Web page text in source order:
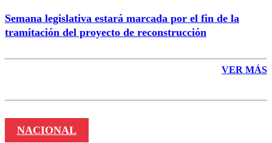
Semana legislativa estará marcada por el fin de la
tramitación del proyecto de reconstrucción
VER MÁS
NACIONAL